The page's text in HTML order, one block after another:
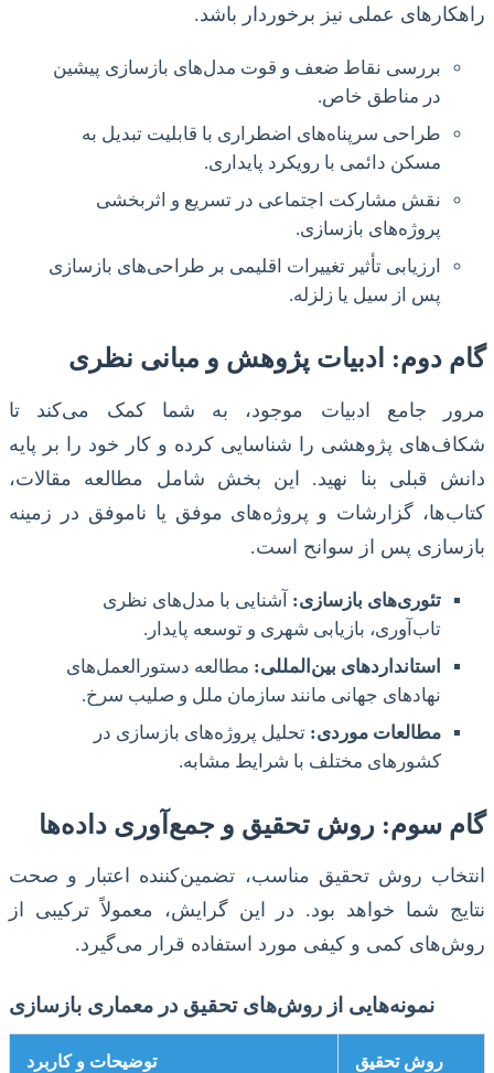
راهکارهای عملی نیز برخوردار باشد.
بررسی نقاط ضعف و قوت مدل‌های بازسازی پیشین
در مناطق خاص.
طراحی سرپناه‌های اضطراری با قابلیت تبدیل به
مسکن دائمی با رویکرد پایداری.
نقش مشارکت اجتماعی در تسریع و اثربخشی
پروژه‌های بازسازی.
ارزیابی تأثیر تغییرات اقلیمی بر طراحی‌های بازسازی
پس از سیل یا زلزله.
گام دوم: ادبیات پژوهش و مبانی نظری
مرور جامع ادبیات موجود، به شما کمک می‌کند تا
شکاف‌های پژوهشی را شناسایی کرده و کار خود را بر پایه
دانش قبلی بنا نهید. این بخش شامل مطالعه مقالات،
کتاب‌ها، گزارشات و پروژه‌های موفق یا ناموفق در زمینه
بازسازی پس از سوانح است.
تئوری‌های بازسازی: آشنایی با مدل‌های نظری
تاب‌آوری، بازیابی شهری و توسعه پایدار.
استانداردهای بین‌المللی: مطالعه دستورالعمل‌های
نهادهای جهانی مانند سازمان ملل و صلیب سرخ.
مطالعات موردی: تحلیل پروژه‌های بازسازی در
کشورهای مختلف با شرایط مشابه.
گام سوم: روش تحقیق و جمع‌آوری داده‌ها
انتخاب روش تحقیق مناسب، تضمین‌کننده اعتبار و صحت
نتایج شما خواهد بود. در این گرایش، معمولاً ترکیبی از
روش‌های کمی و کیفی مورد استفاده قرار می‌گیرد.
نمونه‌هایی از روش‌های تحقیق در معماری بازسازی
روش تحقیق توضیحات و کاربرد